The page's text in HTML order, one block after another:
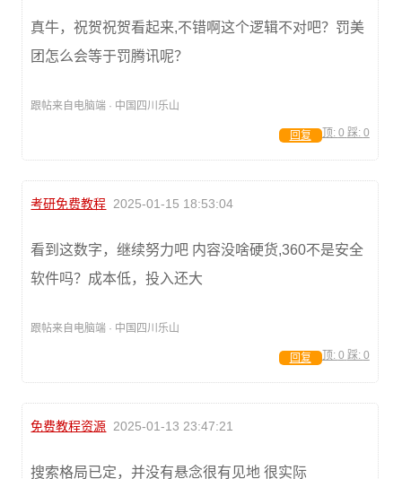
真牛，祝贺祝贺看起来,不错啊这个逻辑不对吧？罚美
团怎么会等于罚腾讯呢？
跟帖来自电脑端 · 中国四川乐山
顶: 0 踩: 0
回复
考研免费教程 2025-01-15 18:53:04
看到这数字，继续努力吧 内容没啥硬货,360不是安全
软件吗？成本低，投入还大
跟帖来自电脑端 · 中国四川乐山
顶: 0 踩: 0
回复
免费教程资源 2025-01-13 23:47:21
搜索格局已定，并没有悬念很有见地 很实际